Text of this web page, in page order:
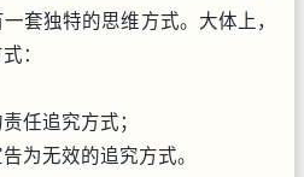
套独特的思维方式。大体上，
：
任追究方式；
为无效的追究方式。